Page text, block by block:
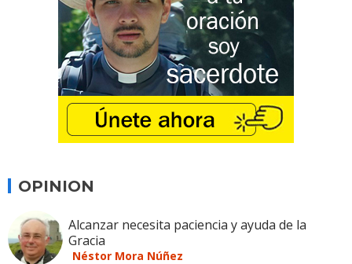
OPINION
Alcanzar necesita paciencia y ayuda de la
Gracia
Néstor Mora Núñez